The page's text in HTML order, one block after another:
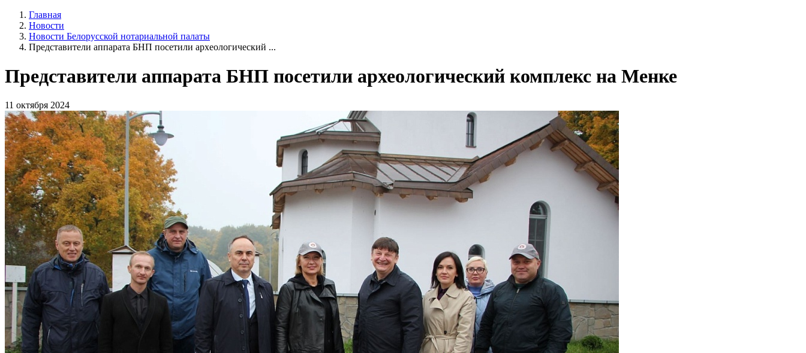
Главная
Новости
Новости Белорусской нотариальной палаты
Представители аппарата БНП посетили археологический ...
Представители аппарата БНП посетили археологический комплекс на Менке
11 октября 2024